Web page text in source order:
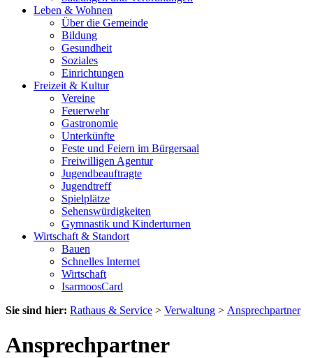
Leben & Wohnen
Über die Gemeinde
Bildung
Gesundheit
Soziales
Einrichtungen
Freizeit & Kultur
Vereine
Feuerwehr
Gastronomie
Unterkünfte
Feste und Feiern im Bürgersaal
Freiwilligen Agentur
Jugendbeauftragte
Jugendtreff
Spielplätze
Sehenswürdigkeiten
Gymnastik und Kinderturnen
Wirtschaft & Standort
Bauen
Schnelles Internet
Wirtschaft
IsarmoosCard
Sie sind hier: Rathaus & Service > Verwaltung > Ansprechpartner
Ansprechpartner